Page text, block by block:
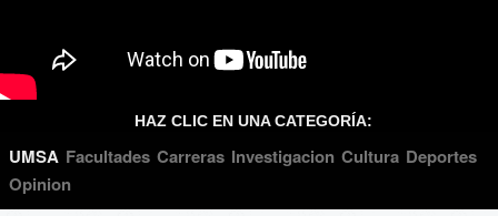
HAZ CLIC EN UNA CATEGORÍA:
UMSA Facultades Carreras Investigacion Cultura Deportes
Opinion